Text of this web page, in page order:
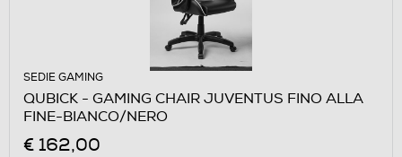
SEDIE GAMING
QUBICK - GAMING CHAIR JUVENTUS FINO ALLA
FINE-BIANCO/NERO
€ 162,00